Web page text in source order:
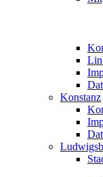
Konstanz